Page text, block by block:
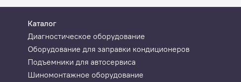
Каталог
Диагностическое оборудование
Оборудование для заправки кондиционеров
Подъемники для автосервиса
Шиномонтажное оборудование